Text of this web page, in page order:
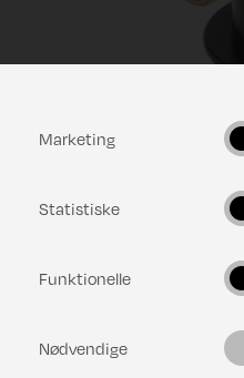
Marketing
Statistiske
Funktionelle
Nødvendige